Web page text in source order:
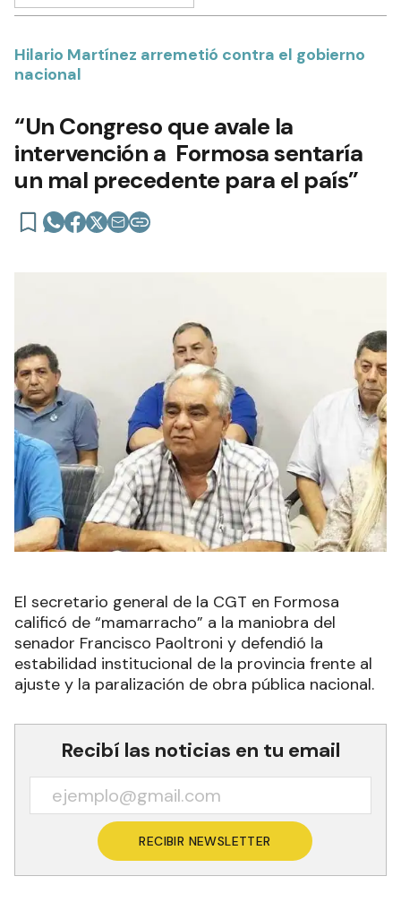
Hilario Martínez arremetió contra el gobierno
nacional
“Un Congreso que avale la
intervención a Formosa sentaría
un mal precedente para el país”
El secretario general de la CGT en Formosa
calificó de “mamarracho” a la maniobra del
senador Francisco Paoltroni y defendió la
estabilidad institucional de la provincia frente al
ajuste y la paralización de obra pública nacional.
Recibí las noticias en tu email
RECIBIR NEWSLETTER